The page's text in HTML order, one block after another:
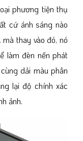
phương tiện thụ
cứ ánh sáng nào
thay vào đó, nó
làm đèn nền phát
dải màu phân
lại độ chính xác
ảnh.